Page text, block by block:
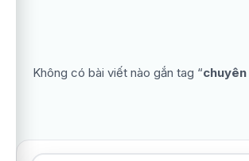
Không có bài viết nào gắn tag “